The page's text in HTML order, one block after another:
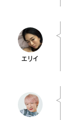
エリイ